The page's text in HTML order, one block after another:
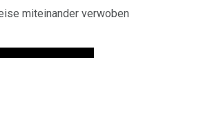
miteinander verwoben